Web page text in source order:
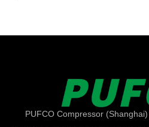
PUFCO Compressor